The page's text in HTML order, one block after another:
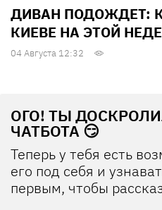
ДИВАН ПОДОЖДЕТ:
КИЕВЕ НА ЭТОЙ
04 Августа 12:32
ОГО! ТЫ
ЧАТБОТА 😏
Теперь у тебя есть
его под себя и
первым, чтобы